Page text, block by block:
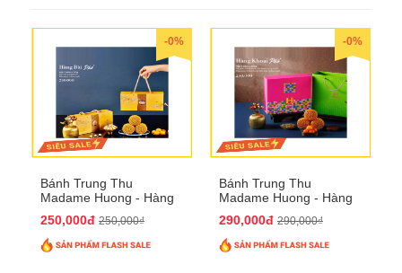
-0%
Bánh Trung Thu
Madame Huong - Hàng
250,000đ 250,000₫
-0%
Bánh Trung Thu
Madame Huong - Hàng
290,000đ 290,000₫